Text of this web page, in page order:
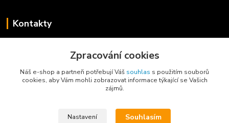
Kontakty
+420 775 734 715
info@privesyblyss.cz
Zpracování cookies
Náš e-shop a partneři potřebují Váš souhlas s použitím souborů
cookies, aby Vám mohli zobrazovat informace týkající se Vašich
zájmů.
Nastavení Souhlasím